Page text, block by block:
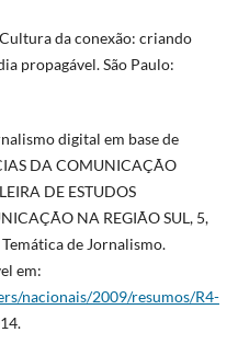
Cultura da conexão: criando
propagável. São Paulo:
digital em base de
DA COMUNICAÇÃO
DE ESTUDOS
NA REGIÃO SUL, 5,
de Jornalismo.
em:
nacionais/2009/resumos/R4-